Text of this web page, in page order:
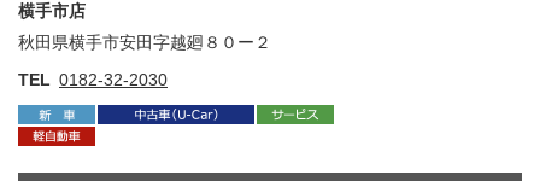
横手市店
秋田県横手市安田字越廻８０ー２
TEL 0182-32-2030